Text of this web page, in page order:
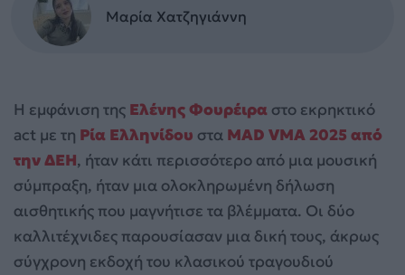
Μαρία Χατζηγιάννη
Η εμφάνιση της Ελένης Φουρέιρα στο εκρηκτικό
act με τη Ρία Ελληνίδου στα MAD VMA 2025 από
την ΔΕΗ, ήταν κάτι περισσότερο από μια μουσική
σύμπραξη, ήταν μια ολοκληρωμένη δήλωση
αισθητικής που μαγνήτισε τα βλέμματα. Οι δύο
καλλιτέχνιδες παρουσίασαν μια δική τους, άκρως
σύγχρονη εκδοχή του κλασικού τραγουδιού